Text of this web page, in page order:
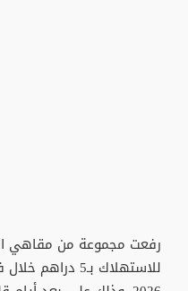
رفعت مجموعة من مقاهي
للاستهلاك بـ5